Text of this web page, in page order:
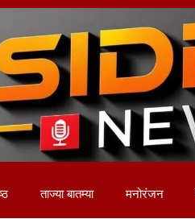
ताज्या बातम्या मनोरंजन